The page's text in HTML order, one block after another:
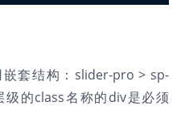
套结构：slider-pro > sp-
的class名称的div是必须